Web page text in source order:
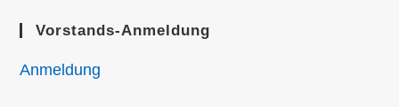
Vorstands-Anmeldung
Anmeldung